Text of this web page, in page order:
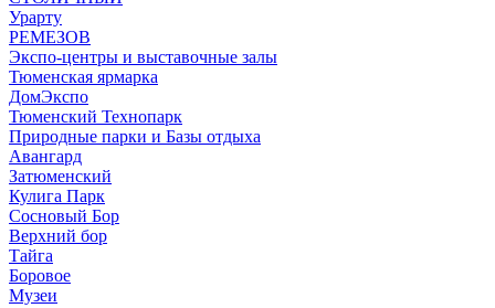
Урарту
РЕМЕЗОВ
Экспо-центры и выставочные залы
Тюменская ярмарка
ДомЭкспо
Тюменский Технопарк
Природные парки и Базы отдыха
Авангард
Затюменский
Кулига Парк
Сосновый Бор
Верхний бор
Тайга
Боровое
Музеи